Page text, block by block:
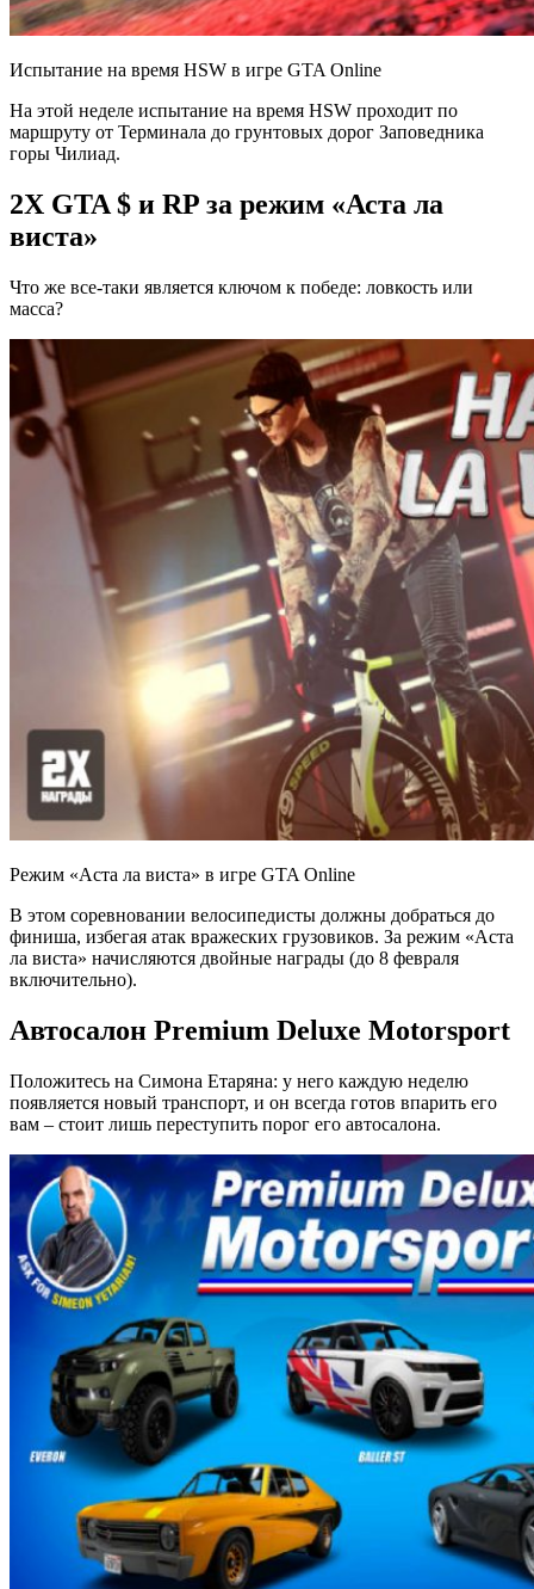
Испытание на время HSW в игре GTA Online
На этой неделе испытание на время HSW проходит по
маршруту от Терминала до грунтовых дорог Заповедника
горы Чилиад.
2X GTA $ и RP за режим «Аста ла
виста»
Что же все-таки является ключом к победе: ловкость или
масса?
Режим «Аста ла виста» в игре GTA Online
В этом соревновании велосипедисты должны добраться до
финиша, избегая атак вражеских грузовиков. За режим «Аста
ла виста» начисляются двойные награды (до 8 февраля
включительно).
Автосалон Premium Deluxe Motorsport
Положитесь на Симона Етаряна: у него каждую неделю
появляется новый транспорт, и он всегда готов впарить его
вам – стоит лишь переступить порог его автосалона.